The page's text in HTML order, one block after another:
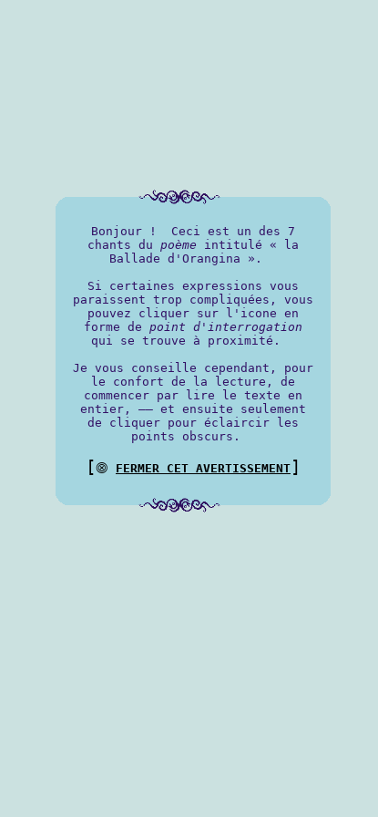
Bonjour ! Ceci est un des 7
chants du poème intitulé « la
Ballade d'Orangina ».
Si certaines expressions vous
paraissent trop compliquées, vous
pouvez cliquer sur l'icone en
forme de point d'interrogation
qui se trouve à proximité.
Je vous conseille cependant, pour
le confort de la lecture, de
commencer par lire le texte en
entier, —— et ensuite seulement
de cliquer pour éclaircir les
points obscurs.
[⨷ FERMER CET AVERTISSEMENT ]